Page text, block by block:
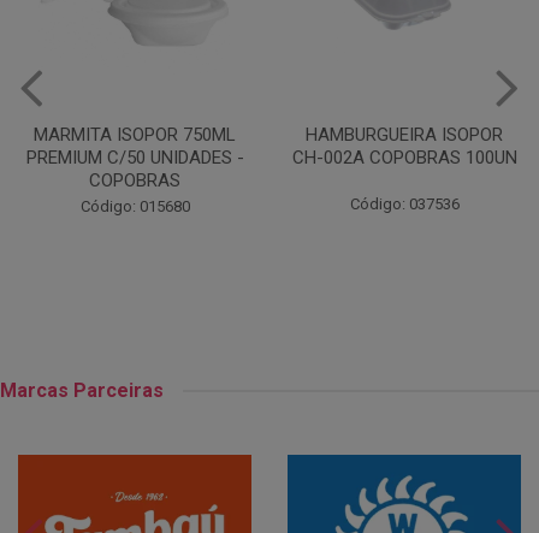
HAMBURGUEIRA ISOPOR
CH-002A COPOBRAS 100UN
Código: 037536
CAIXA PARDA PIZZA N30
OITAVADA BALUARTE C/10
Código: 001124
Marcas Parceiras